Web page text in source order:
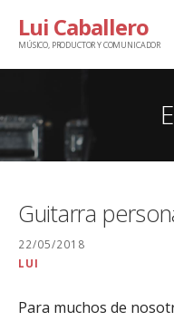
Lui Caballero
MÚSICO, PRODUCTOR Y COMUNICADOR
Guitarra
22/05/2018
LUI
Para muchos de